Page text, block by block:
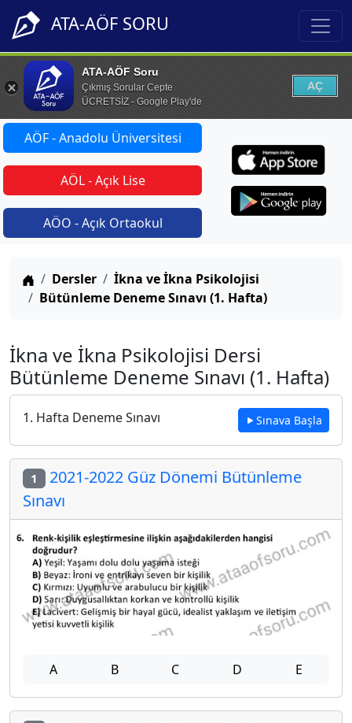
ATA-AÖF SORU
ATA-AÖF Soru
Çıkmış Sorular Cepte
ÜCRETSİZ - Google Play'de
AÇ
AÖF - Anadolu Üniversitesi
AÖL - Açık Lise
AÖO - Açık Ortaokul
Anasayfa
Dersler
İkna ve İkna Psikolojisi
Bütünleme Deneme Sınavı (1. Hafta)
İkna ve İkna Psikolojisi Dersi
Bütünleme Deneme Sınavı (1. Hafta)
1. Hafta Deneme Sınavı Sınava Başla
1 2021-2022 Güz Dönemi Bütünleme
Sınavı
A B C D E